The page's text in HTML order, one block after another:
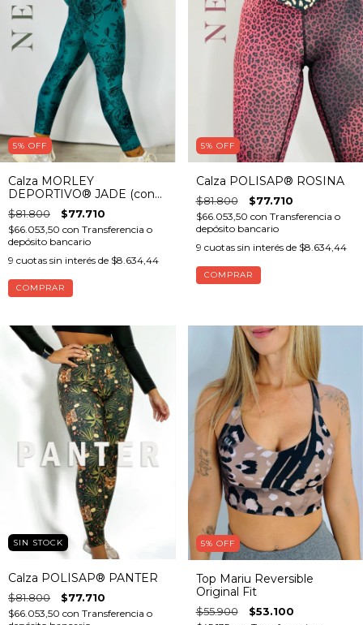
5% OFF
Calza MORLEY
DEPORTIVO® JADE (con
bolsillo)
$81.800 $77.710
$66.053,50 con Transferencia o
depósito bancario
9 cuotas sin interés de $8.634,44
COMPRAR
5% OFF
Calza POLISAP® ROSINA
$81.800 $77.710
$66.053,50 con Transferencia o
depósito bancario
9 cuotas sin interés de $8.634,44
COMPRAR
SIN STOCK
Calza POLISAP® PANTER
$81.800 $77.710
$66.053,50 con Transferencia o
5% OFF
Top Mariu Reversible
Original Fit
$55.900 $53.100